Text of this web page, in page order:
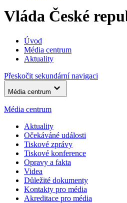
Vláda České
Úvod
Média centrum
Aktuality
Přeskočit sekundární navigaci
Média centrum
Média centrum
Aktuality
Očekáváné události
Tiskové zprávy
Tiskové konference
Opravy a fakta
Videa
Důležité dokumenty
Kontakty pro média
Akreditace pro média